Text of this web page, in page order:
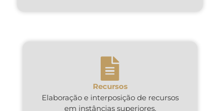
Recursos
Elaboração e interposição de recursos
em instâncias superiores.